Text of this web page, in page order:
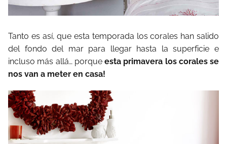
Tanto es así, que esta temporada los corales han salido
del fondo del mar para llegar hasta la superficie e
incluso más allá… porque esta primavera los corales se
nos van a meter en casa!